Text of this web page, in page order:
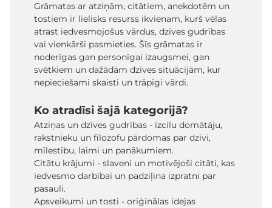
Grāmatas ar atziņām, citātiem, anekdotēm un
tostiem ir lielisks resurss ikvienam, kurš vēlas
atrast iedvesmojošus vārdus, dzīves gudrības
vai vienkārši pasmieties. Šīs grāmatas ir
noderīgas gan personīgai izaugsmei, gan
svētkiem un dažādām dzīves situācijām, kur
nepieciešami skaisti un trāpīgi vārdi.
Ko atradīsi šajā kategorijā?
Atziņas un dzīves gudrības - izcilu domātāju,
rakstnieku un filozofu pārdomas par dzīvi,
mīlestību, laimi un panākumiem.
Citātu krājumi - slaveni un motivējoši citāti, kas
iedvesmo darbībai un padziļina izpratni par
pasauli.
Apsveikumi un tosti - oriģinālas idejas